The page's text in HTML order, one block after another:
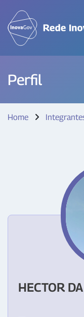
Perfil
Home
HECTOR